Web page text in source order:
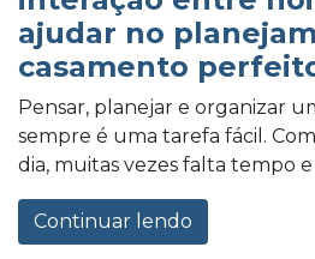
ajudar no
casamento
Pensar, planejar e organizar
sempre é uma tarefa fácil.
dia, muitas vezes falta tempo e
Continuar lendo